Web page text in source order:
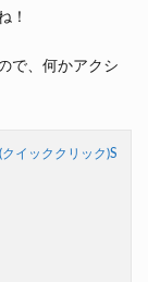
！
で、何かアクシ
イッククリック)S